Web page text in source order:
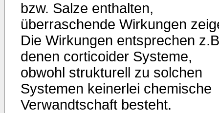
bzw. Salze enthalten,
überraschende Wirkungen
Die Wirkungen entsprechen
denen corticoider Systeme,
obwohl strukturell zu solchen
Systemen keinerlei chemische
Verwandtschaft besteht.